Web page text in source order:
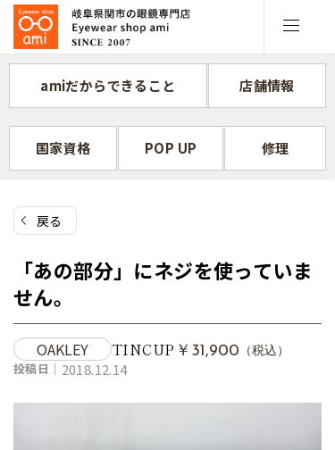
コ
テ
へ
キ
プ
amiだからできること 店舗情報
国家資格 POP UP 修理
戻る
「あの部分」にネジを使っていま
せん。
OAKLEY TINCUP ￥31,900 （税込）
投稿日｜ 2018.12.14